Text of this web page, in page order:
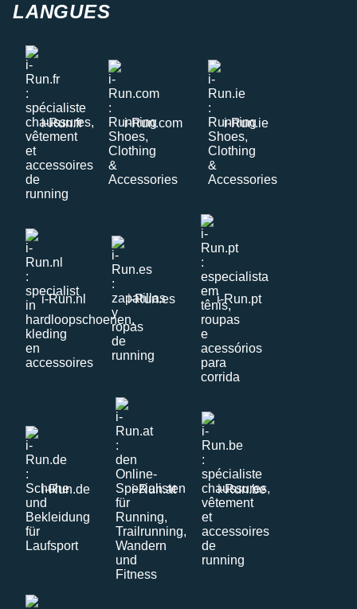
LANGUES
i-Run.fr i-Run.com i-Run.ie
i-Run.nl i-Run.es i-Run.pt
i-Run.de i-Run.at i-Run.be